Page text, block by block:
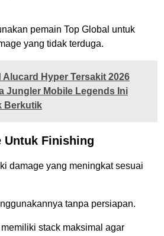
pemain Top Global untuk
yang tidak terduga.
Alucard Hyper Tersakit 2026
Jungler Mobile Legends Ini
Berkutik
Untuk Finishing
damage yang meningkat sesuai
tanpa persiapan.
stack maksimal agar